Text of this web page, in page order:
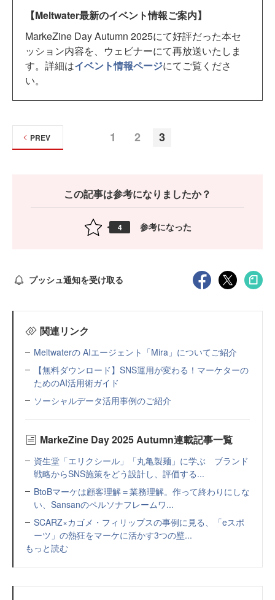
【Meltwater最新のイベント情報ご案内】
MarkeZine Day Autumn 2025にて好評だった本セ
ッション内容を、ウェビナーにて再放送いたしま
す。詳細はイベント情報ページにてご覧くださ
い。
1 2 3
PREV
この記事は参考になりましたか？
4 参考になった
プッシュ通知を受け取る
関連リンク
Meltwaterの AIエージェント「Mira」についてご紹介
【無料ダウンロード】SNS運用が変わる！マーケターの
ためのAI活用術ガイド
ソーシャルデータ活用事例のご紹介
MarkeZine Day 2025 Autumn連載記事一覧
資生堂「エリクシール」「丸亀製麺」に学ぶ ブランド
戦略からSNS施策をどう設計し、評価する...
BtoBマーケは顧客理解＝業務理解。作って終わりにしな
い、Sansanのペルソナフレームワ...
SCARZ×カゴメ・フィリップスの事例に見る、「eスポ
ーツ」の熱狂をマーケに活かす3つの壁...
もっと読む